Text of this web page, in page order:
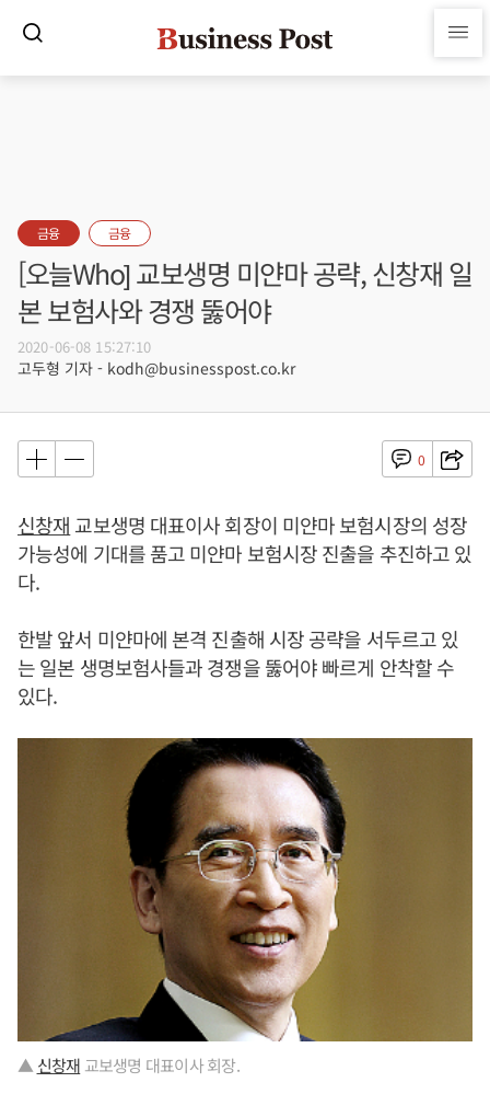
금융 금융
[오늘Who] 교보생명 미얀마 공략, 신창재 일
본 보험사와 경쟁 뚫어야
2020-06-08 15:27:10
고두형 기자 - kodh@businesspost.co.kr
0
신창재 교보생명 대표이사 회장이 미얀마 보험시장의 성장
가능성에 기대를 품고 미얀마 보험시장 진출을 추진하고 있
다.
한발 앞서 미얀마에 본격 진출해 시장 공략을 서두르고 있
는 일본 생명보험사들과 경쟁을 뚫어야 빠르게 안착할 수
있다.
▲신창재 교보생명 대표이사 회장.